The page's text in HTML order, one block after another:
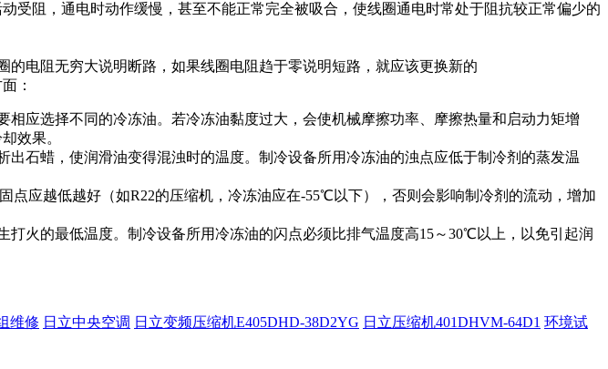
受阻，通电时动作缓慢，甚至不能正常完全被吸合，使线圈通电时常处于阻抗较正常偏少的
电阻无穷大说明断路，如果线圈电阻趋于零说明短路，就应该更换新的
：
应选择不同的冷冻油。若冷冻油黏度过大，会使机械摩擦功率、摩擦热量和启动力矩增
效果。
石蜡，使润滑油变得混浊时的温度。制冷设备所用冷冻油的浊点应低于制冷剂的蒸发温
点应越低越好（如R22的压缩机，冷冻油应在-55℃以下），否则会影响制冷剂的流动，增加
火的最低温度。制冷设备所用冷冻油的闪点必须比排气温度高15～30℃以上，以免引起润
维修 日立中央空调 日立变频压缩机E405DHD-38D2YG 日立压缩机401DHVM-64D1 环境试